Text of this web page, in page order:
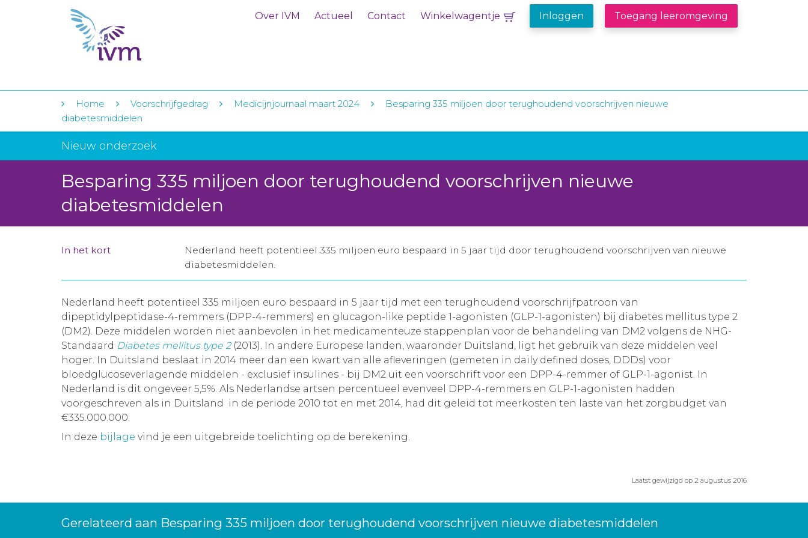
Over IVM Actueel Contact Winkelwagentje Inloggen Toegang leeromgeving
Home Voorschrijfgedrag Medicijnjournaal maart 2024
Besparing 335 miljoen door terughoudend voorschrijven nieuwe
diabetesmiddelen
Nieuw onderzoek
Besparing 335 miljoen door terughoudend voorschrijven nieuwe
diabetesmiddelen
In het kort
Nederland heeft potentieel 335 miljoen euro bespaard in 5 jaar tijd door terughoudend voorschrijven van nieuwe
diabetesmiddelen.
Nederland heeft potentieel 335 miljoen euro bespaard in 5 jaar tijd met een terughoudend voorschrijfpatroon van
dipeptidylpeptidase-4-remmers (DPP-4-remmers) en glucagon-like peptide 1-agonisten (GLP-1-agonisten) bij diabetes mellitus type 2
(DM2). Deze middelen worden niet aanbevolen in het medicamenteuze stappenplan voor de behandeling van DM2 volgens de NHG-
Standaard Diabetes mellitus type 2(2013). In andere Europese landen, waaronder Duitsland, ligt het gebruik van deze middelen veel
hoger. In Duitsland beslaat in 2014 meer dan een kwart van alle afleveringen (gemeten in daily defined doses, DDDs) voor
bloedglucoseverlagende middelen - exclusief insulines - bij DM2 uit een voorschrift voor een DPP-4-remmer of GLP-1-agonist. In
Nederland is dit ongeveer 5,5%. Als Nederlandse artsen percentueel evenveel DPP-4-remmers en GLP-1-agonisten hadden
voorgeschreven als in Duitsland in de periode 2010 tot en met 2014, had dit geleid tot meerkosten ten laste van het zorgbudget van
€335.000.000.
In deze bijlage vind je een uitgebreide toelichting op de berekening.
Laatst gewijzigd op 2 augustus 2016
Gerelateerd aan Besparing 335 miljoen door terughoudend voorschrijven nieuwe diabetesmiddelen